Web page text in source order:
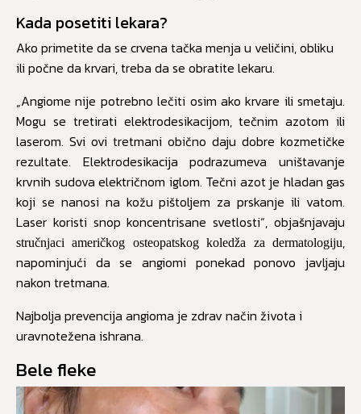
Kada posetiti lekara?
Ako primetite da se crvena tačka menja u veličini, obliku
ili počne da krvari, treba da se obratite lekaru.
„Angiome nije potrebno lečiti osim ako krvare ili smetaju.
Mogu se tretirati elektrodesikacijom, tečnim azotom ili
laserom. Svi ovi tretmani obično daju dobre kozmetičke
rezultate. Elektrodesikacija podrazumeva uništavanje
krvnih sudova električnom iglom. Tečni azot je hladan gas
koji se nanosi na kožu pištoljem za prskanje ili vatom.
Laser koristi snop koncentrisane svetlosti“, objašnjavaju
stručnjaci američkog osteopatskog koledža za dermatologiju,
napominjući da se angiomi ponekad ponovo javljaju
nakon tretmana.
Najbolja prevencija angioma je zdrav način života i
uravnotežena ishrana.
Bele fleke